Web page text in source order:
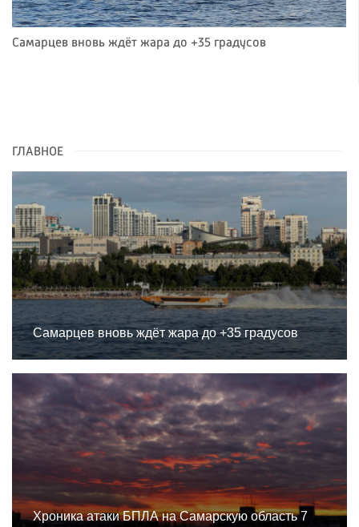
Самарцев вновь ждёт жара до +35 градусов
ГЛАВНОЕ
Самарцев вновь ждёт жара до +35 градусов
Хроника атаки БПЛА на Самарскую область 7